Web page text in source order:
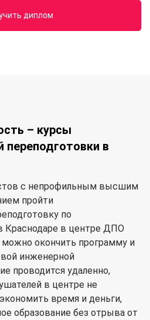
диплом
– курсы
переподготовки в
с непрофильным высшим
пройти
по
Краснодаре в центре ДПО
окончить программу и
инженерной
проводится удаленно,
в центре не
время и деньги,
образование без отрыва от